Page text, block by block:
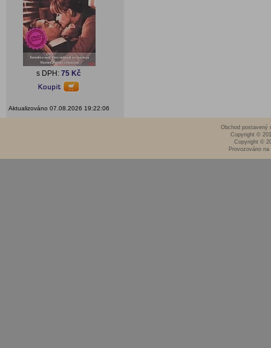
s DPH:75 Kč
Aktualizováno 07.08.2026 19:22:06
Obchod postavený
Copyright ©
Copyright ©
Provozováno